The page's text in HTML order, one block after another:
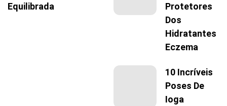
Equilibrada
Protetores
Dos
Hidratantes
Eczema
10 Incríveis
Poses De
Ioga